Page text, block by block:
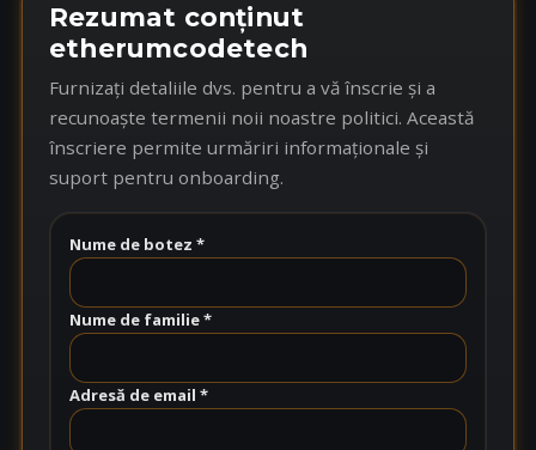
Rezumat conținut
etherumcodetech
Furnizați detaliile dvs. pentru a vă înscrie și a
recunoaște termenii noii noastre politici. Această
înscriere permite urmăriri informaționale și
suport pentru onboarding.
Nume de botez *
Nume de familie *
Adresă de email *